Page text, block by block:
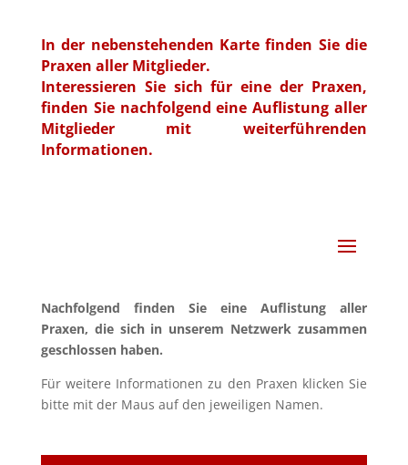
In der nebenstehenden Karte finden Sie die
Praxen aller Mitglieder.
Interessieren Sie sich für eine der Praxen,
finden Sie nachfolgend eine Auflistung aller
Mitglieder mit weiterführenden
Informationen.
Nachfolgend finden Sie eine Auflistung aller
Praxen, die sich in unserem Netzwerk zusammen
geschlossen haben.
Für weitere Informationen zu den Praxen klicken Sie
bitte mit der Maus auf den jeweiligen Namen.